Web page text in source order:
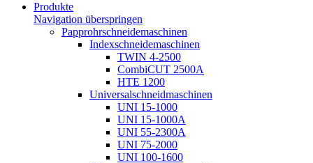
Produkte
Navigation überspringen
Papprohrschneidemaschinen
Indexschneidemaschinen
TWIN 4-2500
CombiCUT 2500A
HTE 1200
Universalschneidmaschinen
UNI 15-1000
UNI 15-1000A
UNI 55-2300A
UNI 75-2000
UNI 100-1600